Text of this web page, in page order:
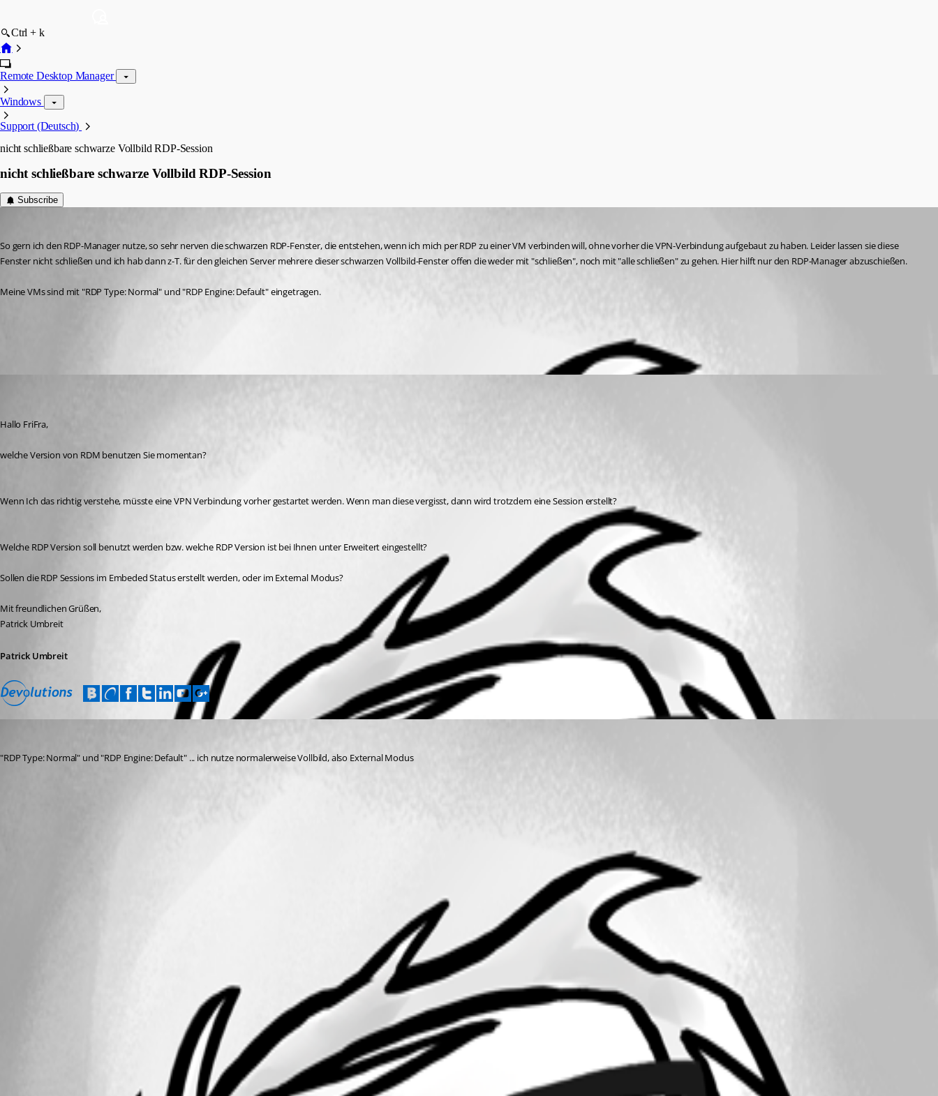
Ctrl + k
Remote Desktop Manager
Windows
Support (Deutsch)
nicht schließbare schwarze Vollbild RDP-Session
nicht schließbare schwarze Vollbild RDP-Session
Subscribe
So gern ich den RDP-Manager nutze, so sehr nerven die schwarzen RDP-Fenster, die entstehen, wenn ich mich per RDP zu einer VM verbinden will, ohne vorher die VPN-Verbindung aufgebaut zu haben. Leider lassen sie diese
Fenster nicht schließen und ich hab dann z-T. für den gleichen Server mehrere dieser schwarzen Vollbild-Fenster offen die weder mit "schließen", noch mit "alle schließen" zu gehen. Hier hilft nur den RDP-Manager abzuschießen.
Meine VMs sind mit "RDP Type: Normal" und "RDP Engine: Default" eingetragen.
Hallo FriFra,
welche Version von RDM benutzen Sie momentan?
Wenn Ich das richtig verstehe, müsste eine VPN Verbindung vorher gestartet werden. Wenn man diese vergisst, dann wird trotzdem eine Session erstellt?
Welche RDP Version soll benutzt werden bzw. welche RDP Version ist bei Ihnen unter Erweitert eingestellt?
Sollen die RDP Sessions im Embeded Status erstellt werden, oder im External Modus?
Mit freundlichen Grüßen,
Patrick Umbreit
Patrick Umbreit
"RDP Type: Normal" und "RDP Engine: Default" ... ich nutze normalerweise Vollbild, also External Modus